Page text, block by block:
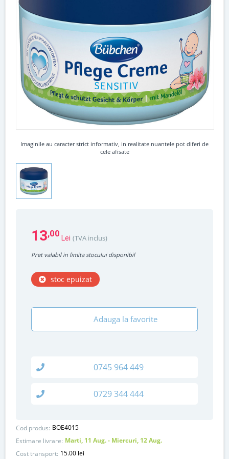
Imaginile au caracter strict informativ, in realitate nuantele pot diferi de
cele afisate
Cod produs: BOE4015
Estimare livrare: Marti, 11 Aug. - Miercuri, 12 Aug.
Cost transport: 15.00 lei
13,00 Lei (TVA inclus)
Pret valabil in limita stocului disponibil
stoc epuizat
Adauga la favorite
0745 964 449
0729 344 444